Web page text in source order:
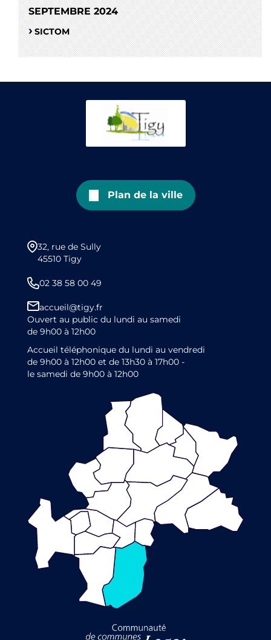
SEPTEMBRE 2024
SICTOM
Plan de la ville
32, rue de Sully
45510 Tigy
02 38 58 00 49
accueil@tigy.fr
Ouvert au public du lundi au samedi
de 9h00 à 12h00
Accueil téléphonique du lundi au vendredi
de 9h00 à 12h00 et de 13h30 à 17h00 -
le samedi de 9h00 à 12h00